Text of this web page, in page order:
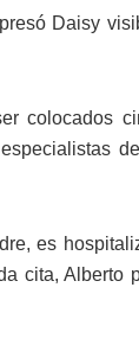
Daisy
colocados
es
cita, Alberto